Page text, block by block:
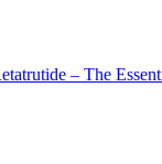
– The